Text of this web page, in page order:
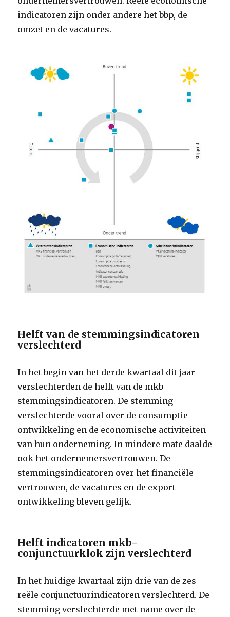
indicatoren zijn onder andere het bbp, de
omzet en de vacatures.
Helft van de stemmingsindicatoren
verslechterd
In het begin van het derde kwartaal dit jaar
verslechterden de helft van de mkb-
stemmingsindicatoren. De stemming
verslechterde vooral over de consumptie
ontwikkeling en de economische activiteiten
van hun onderneming. In mindere mate daalde
ook het ondernemersvertrouwen. De
stemmingsindicatoren over het financiële
vertrouwen, de vacatures en de export
ontwikkeling bleven gelijk.
Helft indicatoren mkb-
conjunctuurklok zijn verslechterd
In het huidige kwartaal zijn drie van de zes
reële conjunctuurindicatoren verslechterd. De
stemming verslechterde met name over de